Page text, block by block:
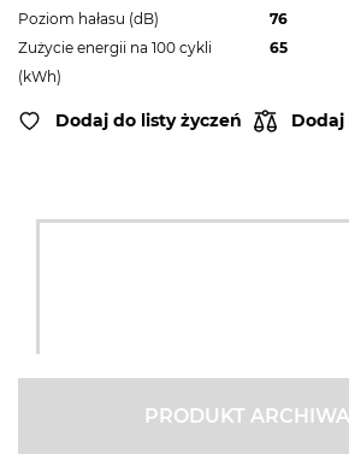
Poziom hałasu (dB)
76
Zużycie energii na 100 cykli
(kWh)
65
Dodaj do listy życzeń
PRODUKT